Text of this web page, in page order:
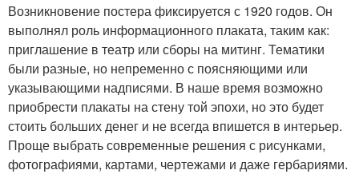
Возникновение постера фиксируется с 1920 годов. Он
выполнял роль информационного плаката, таким как:
приглашение в театр или сборы на митинг. Тематики
были разные, но непременно с поясняющими или
указывающими надписями. В наше время возможно
приобрести плакаты на стену той эпохи, но это будет
стоить больших денег и не всегда впишется в интерьер.
Проще выбрать современные решения с рисунками,
фотографиями, картами, чертежами и даже гербариями.